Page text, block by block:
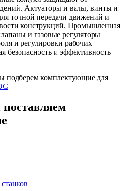
Актуаторы и валы, винты и
точной передачи движений и
конструкций. Промышленная
и газовые регуляторы
и регулировки рабочих
безопасность и эффективность
подберем комплектующие для